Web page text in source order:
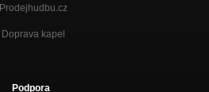
Prodejhudbu.cz
Doprava kapel
Podpora